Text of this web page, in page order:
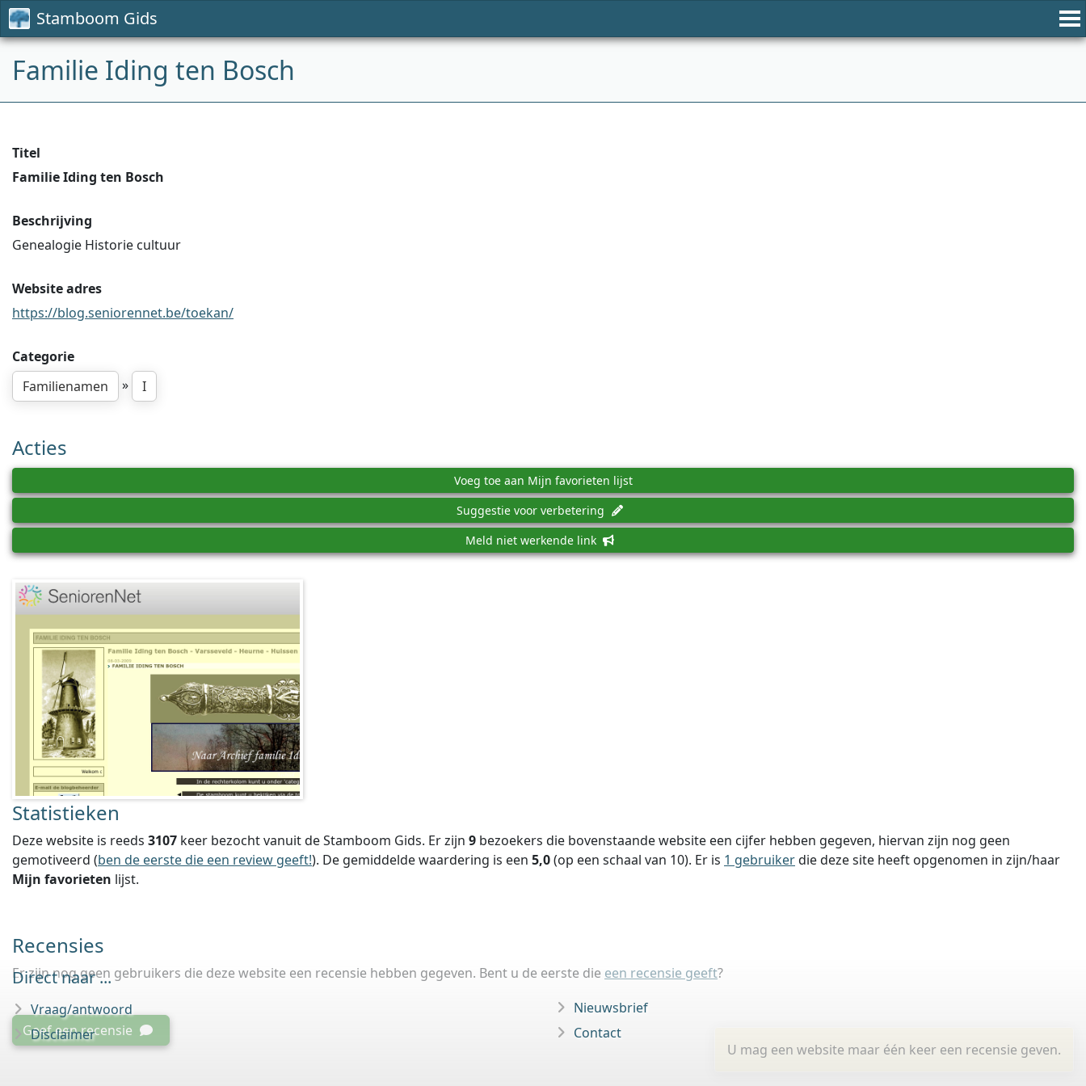
Stamboom Gids
Familie Iding ten Bosch
Titel
Familie Iding ten Bosch
Beschrijving
Genealogie Historie cultuur
Website adres
https://blog.seniorennet.be/toekan/
Categorie
Familienamen
» I
Acties
Voeg toe aan Mijn favorieten lijst
Suggestie voor verbetering
Meld niet werkende link
Statistieken
Deze website is reeds 3107 keer bezocht vanuit de Stamboom Gids. Er zijn 9 bezoekers die bovenstaande website een cijfer hebben gegeven, hiervan zijn nog geen
gemotiveerd (ben de eerste die een review geeft!). De gemiddelde waardering is een 5,0(op een schaal van 10). Er is 1 gebruikerdie deze site heeft opgenomen in zijn/haar
Mijn favorieten lijst.
Recensies
Er zijn nog geen gebruikers die deze website een recensie hebben gegeven. Bent u de eerste die een recensie geeft?
U mag een website maar één keer een recensie geven.
Geef een recensie
Direct naar ...
Vraag/antwoord
Disclaimer
Nieuwsbrief
Contact